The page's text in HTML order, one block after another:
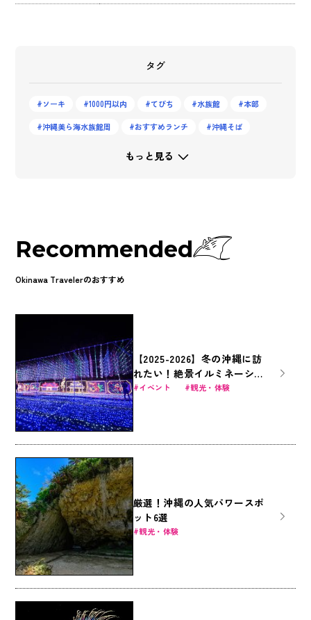
タグ
ソーキ 1000円以内 てびち 水族館 本部
沖縄美ら海水族館周 おすすめランチ 沖縄そば
もっと見る
Recommended
Okinawa Travelerのおすすめ
【2025-2026】冬の沖縄に訪
れたい！絶景イルミネーショ
ン5選
イベント 観光・体験
厳選！沖縄の人気パワースポ
ット6選
観光・体験